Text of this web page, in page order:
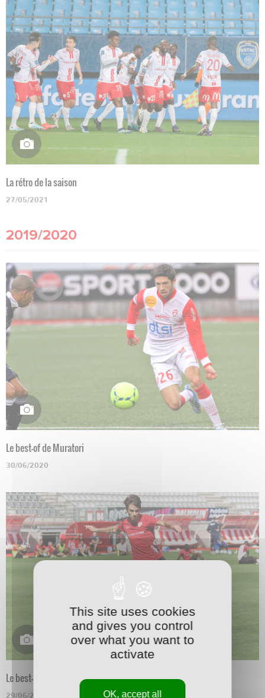
La rétro de la saison
27/05/2021
2019/2020
Le best-of de Muratori
30/06/2020
Le best-of de Marchetti
29/06/2020
This site uses cookies
and gives you control
over what you want to
activate
OK, accept all